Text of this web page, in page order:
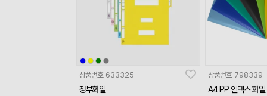
상품번호 633325
정부화일
상품번호 798339
A4 PP 인덱스 화일